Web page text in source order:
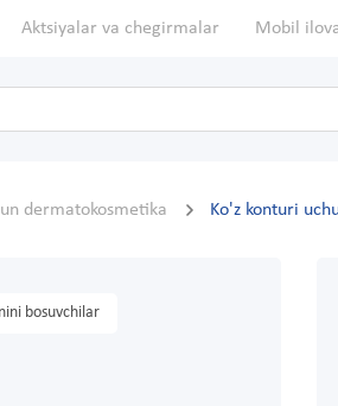
Aktsiyalar va chegirmalar Mobil
dermatokosmetika Ko'z konturi
bosuvchilar